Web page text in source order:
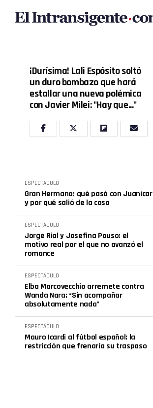
¡Durísima! Lali Espósito soltó
un duro bombazo que hará
estallar una nueva polémica
con Javier Milei: "Hay que..."
ESPECTÁCULO
Gran Hermano: qué pasó con Juanicar
y por qué salió de la casa
ESPECTÁCULO
Jorge Rial y Josefina Pouso: el
motivo real por el que no avanzó el
romance
ESPECTÁCULO
Elba Marcovecchio arremete contra
Wanda Nara: “Sin acompañar
absolutamente nada”
ESPECTÁCULO
Mauro Icardi al fútbol español: la
restricción que frenaría su traspaso